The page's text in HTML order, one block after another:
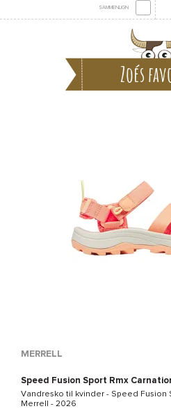
SAMMENLIGN
Zoés
MERRELL
Speed Fusion Sport Rmx
Vandresko til kvinder - Speed Fusion
Merrell
- 2026